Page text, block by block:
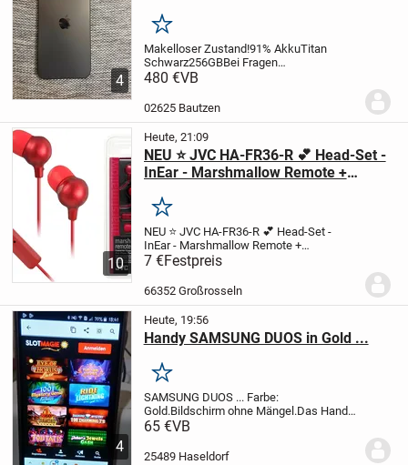
4
Merken
Makelloser Zustand!91% AkkuTitan
Schwarz256GBBei Fragen
melden.Akzepiert wird nur Paypal mit
480 €VB
02625 Bautzen
10
Heute, 21:09
NEU ⭐ JVC HA-FR36-R 💕 Head-Set -
InEar - Marshmallow Remote +
Merken
NEU ⭐ JVC HA-FR36-R 💕 Head-Set -
InEar - Marshmallow Remote +
Microphone 🌼 iPod iPhone iPad NEU
HA-FR36-R Marshmallow Remote +
MicrophoneiPod iPhone iPad NEU
7 €Festpreis
66352 Großrosseln
4
Heute, 19:56
Handy SAMSUNG DUOS in Gold ...
Merken
SAMSUNG DUOS ... Farbe:
Gold.Bildschirm ohne Mängel.Das Handy
funktioniert einwandfrei.
65 €VB
25489 Haseldorf